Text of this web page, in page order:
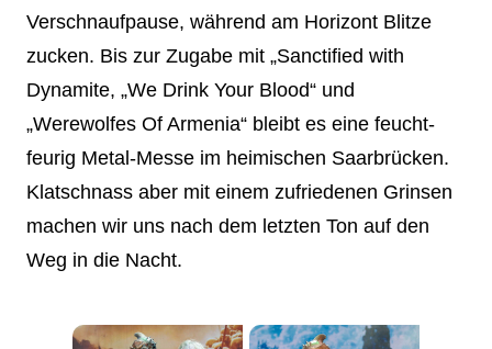
Verschnaufpause, während am Horizont Blitze
zucken. Bis zur Zugabe mit „Sanctified with
Dynamite, „We Drink Your Blood“ und
„Werewolfes Of Armenia“ bleibt es eine feucht-
feurig Metal-Messe im heimischen Saarbrücken.
Klatschnass aber mit einem zufriedenen Grinsen
machen wir uns nach dem letzten Ton auf den
Weg in die Nacht.